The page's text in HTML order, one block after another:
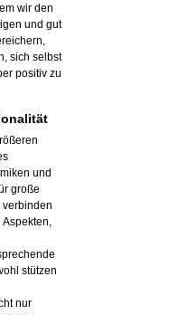
wir den
und gut
sich selbst
positiv zu
und
große
verbinden
stützen
nur